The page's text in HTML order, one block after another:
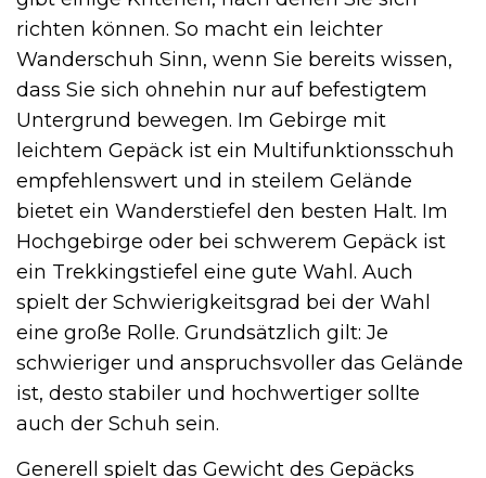
richten können. So macht ein leichter
Wanderschuh Sinn, wenn Sie bereits wissen,
dass Sie sich ohnehin nur auf befestigtem
Untergrund bewegen. Im Gebirge mit
leichtem Gepäck ist ein Multifunktionsschuh
empfehlenswert und in steilem Gelände
bietet ein Wanderstiefel den besten Halt. Im
Hochgebirge oder bei schwerem Gepäck ist
ein Trekkingstiefel eine gute Wahl. Auch
spielt der Schwierigkeitsgrad bei der Wahl
eine große Rolle. Grundsätzlich gilt: Je
schwieriger und anspruchsvoller das Gelände
ist, desto stabiler und hochwertiger sollte
auch der Schuh sein.
Generell spielt das Gewicht des Gepäcks